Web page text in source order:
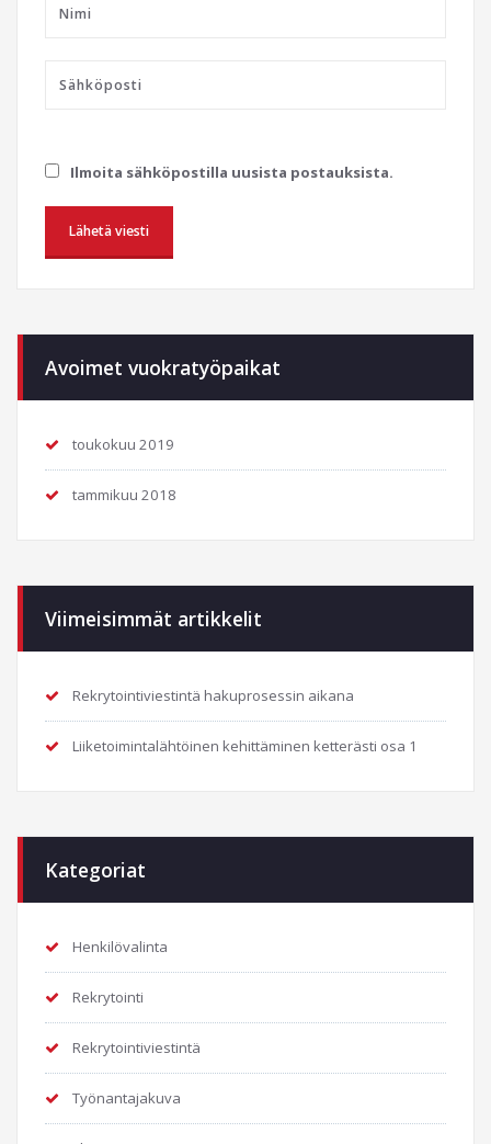
Ilmoita sähköpostilla uusista postauksista.
Avoimet vuokratyöpaikat
toukokuu 2019
tammikuu 2018
Viimeisimmät artikkelit
Rekrytointiviestintä hakuprosessin aikana
Liiketoimintalähtöinen kehittäminen ketterästi osa 1
Kategoriat
Henkilövalinta
Rekrytointi
Rekrytointiviestintä
Työnantajakuva